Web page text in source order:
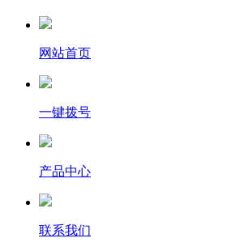
网站首页
一键拨号
产品中心
联系我们